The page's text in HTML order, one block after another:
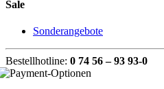
Sale
Sonderangebote
Bestellhotline: 0 74 56 – 93 93-0